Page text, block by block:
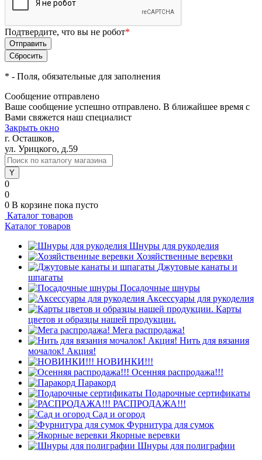
Подтвердите, что вы не робот*
* - Поля, обязательные для заполнения
Сообщение отправлено
Ваше сообщение успешно отправлено. В ближайшее время с
Вами свяжется наш специалист
Закрыть окно
г. Осташков,
ул. Урицкого, д.59
0
0
0 В корзине пока пусто
Каталог товаров
Каталог товаров
Шнуры для рукоделия
Хозяйственные веревки
Джутовые канаты и
шпагаты
Посадочные шнуры
Аксессуары для рукоделия
Карты
цветов и образцы нашей продукции.
Мега распродажа!
Нить для вязания
мочалок! Акция!
НОВИНКИ!!!
Осенняя распродажа!!!
Паракорд
Подарочные сертификаты
РАСПРОДАЖА!!!
Сад и огород
Фурнитура для сумок
Якорные веревки
Шнуры для полиграфии